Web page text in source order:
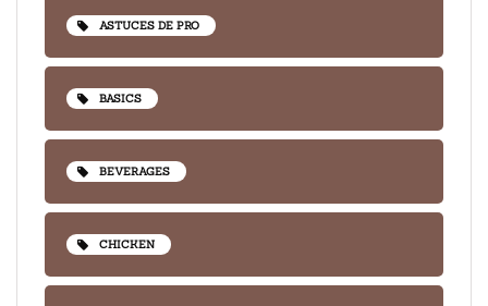
ASTUCES DE PRO
BASICS
BEVERAGES
CHICKEN